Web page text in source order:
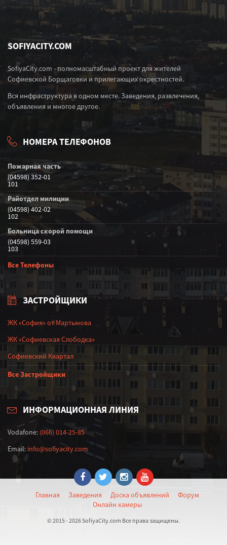
SOFIYACITY.COM
SofiyaCity.com - полномасштабный проект для жителей
Софиевской Борщаговки и прилегающих окрестностей.
Вся инфраструктура в одном месте. Заведения, развлечения,
объявления и многое другое.
НОМЕРА ТЕЛЕФОНОВ
Пожарная часть
(04598) 352-01
101
Райотдел милиции
(04598) 402-02
102
Больница скорой помощи
(04598) 559-03
103
Все Телефоны
ЗАСТРОЙЩИКИ
ЖК «София» от Мартынова
ЖК «Софиевская Слободка»
Софиевский Квартал
Все Застройщики
ИНФОРМАЦИОННАЯ ЛИНИЯ
Vodafone: (066) 014-25-85
Email: info@sofiyacity.com
Главная Заведения Доска объявлений
Форум
Онлайн камеры
© 2015 - 2026 SofiyaCity.com Все права защищены.